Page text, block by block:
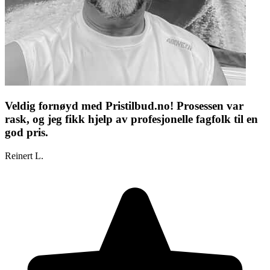
Veldig fornøyd med Pristilbud.no! Prosessen var
rask, og jeg fikk hjelp av profesjonelle fagfolk til en
god pris.
Reinert L.